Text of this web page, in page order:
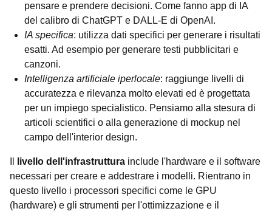
pensare e prendere decisioni. Come fanno app di IA
del calibro di ChatGPT e DALL-E di OpenAI.
IA specifica: utilizza dati specifici per generare i risultati
esatti. Ad esempio per generare testi pubblicitari e
canzoni.
Intelligenza artificiale iperlocale: raggiunge livelli di
accuratezza e rilevanza molto elevati ed è progettata
per un impiego specialistico. Pensiamo alla stesura di
articoli scientifici o alla generazione di mockup nel
campo dell'interior design.
livello dell'infrastruttura include l'hardware e il software
necessari per creare e addestrare i modelli. Rientrano in
questo livello i processori specifici come le GPU
(hardware) e gli strumenti per l'ottimizzazione e il